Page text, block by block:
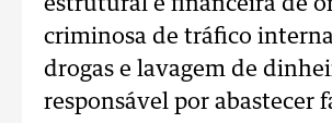
estrutural e financeira de
criminosa de tráfico
drogas e lavagem de
responsável por abastecer